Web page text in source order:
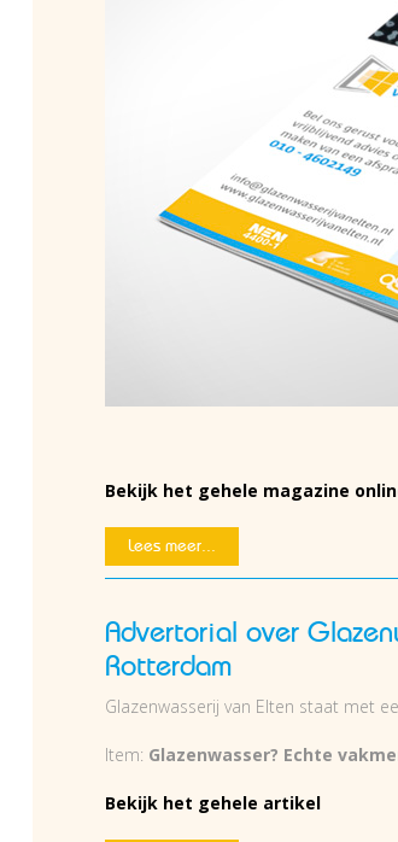
Bekijk het gehele magazine
Lees meer...
Advertorial over
Rotterdam
Glazenwasserij van Elten staat met
Item: Glazenwasser? Echte
Bekijk het gehele artikel